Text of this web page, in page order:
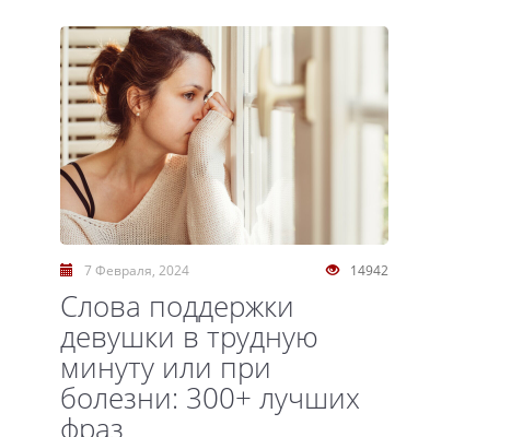
14942
7 Февраля, 2024
Слова поддержки
девушки в трудную
минуту или при
болезни: 300+ лучших
фраз